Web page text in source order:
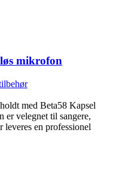
mikrofon
med Beta58 Kapsel
velegnet til sangere,
leveres en professionel